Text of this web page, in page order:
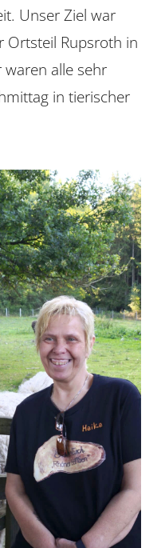
Unser Ziel war
Ortsteil Rupsroth in
waren alle sehr
in tierischer